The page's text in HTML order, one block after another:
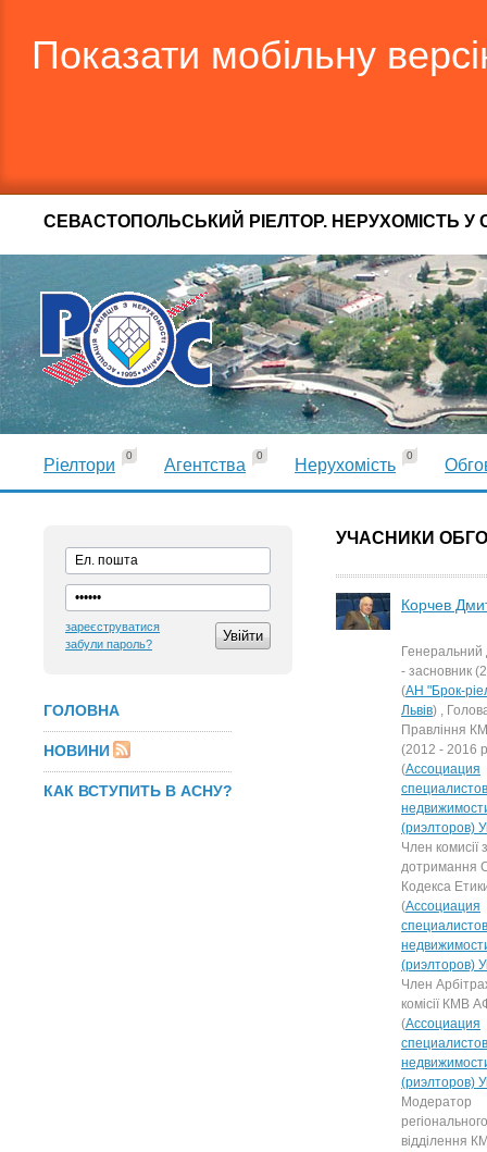
Показати мобільну
СЕВАСТОПОЛЬСЬКИЙ РІЕЛТОР. НЕРУХОМІСТЬ У
Ріелтори
0
Агентства
0
Нерухомість
0
зареєструватися
забули пароль?
ГОЛОВНА
НОВИНИ
КАК ВСТУПИТЬ В АСНУ?
УЧАСНИКИ
Корчев
Генеральний
- засновник
(АН "Брок-
Львів) ,
Правління
(2012 - 2016
(Ассоциация
(риэлторов)
Член комисії
дотримання
Кодекса
(Ассоциация
(риэлторов)
Член
комісії КМВ
(Ассоциация
(риэлторов)
Модератор
регіонального
відділення